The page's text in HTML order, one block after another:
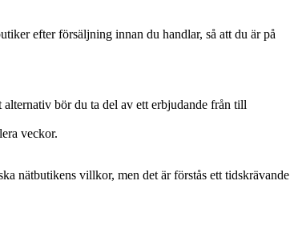
efter försäljning innan du handlar, så att du är på
bör du ta del av ett erbjudande från till
veckor.
nätbutikens villkor, men det är förstås ett tidskrävande